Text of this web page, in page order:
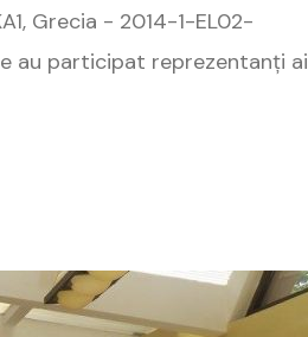
Grecia - 2014-1-EL02-
au participat reprezentanți ai